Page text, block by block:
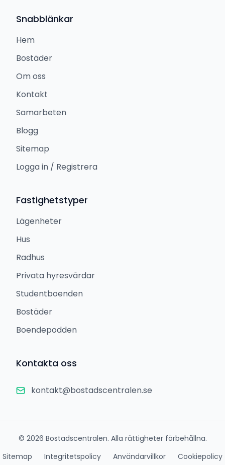
Snabblänkar
Hem
Bostäder
Om oss
Kontakt
Samarbeten
Blogg
Sitemap
Logga in / Registrera
Fastighetstyper
Lägenheter
Hus
Radhus
Privata hyresvärdar
Studentboenden
Bostäder
Boendepodden
Kontakta oss
kontakt@bostadscentralen.se
© 2026 Bostadscentralen. Alla rättigheter förbehållna.
Sitemap
Integritetspolicy Användarvillkor Cookiepolicy